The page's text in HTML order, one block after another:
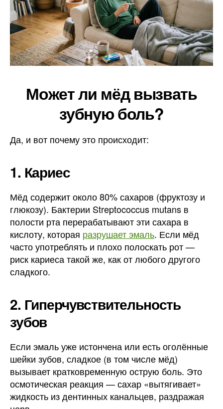
Может ли мёд вызвать
зубную боль?
Да, и вот почему это происходит:
1. Кариес
Мёд содержит около 80% сахаров (фруктозу и
глюкозу). Бактерии Streptococcus mutans в
полости рта перерабатывают эти сахара в
кислоту, которая разрушает эмаль. Если мёд
часто употреблять и плохо полоскать рот —
риск кариеса такой же, как от любого другого
сладкого.
2. Гиперчувствительность
зубов
Если эмаль уже истончена или есть оголённые
шейки зубов, сладкое (в том числе мёд)
вызывает кратковременную острую боль. Это
осмотическая реакция — сахар «вытягивает»
жидкость из дентинных канальцев, раздражая